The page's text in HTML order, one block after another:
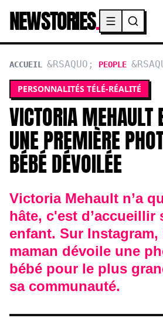
NEWSTORIES.
ACCUEIL PEOPLE
PERSONNALITÉS TÉLÉ-RÉALITÉ
VICTORIA MEHAULT
UNE PREMIÈRE
BÉBÉ DÉVOILÉE
Victoria Mehault n’a
hâte, c'est d’accueillir
enfant. Sur Instagram,
maman dévoile une
bébé pour le plus
sa communauté.